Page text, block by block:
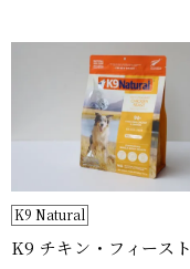
K9 Natural
K9 チキン・フィースト